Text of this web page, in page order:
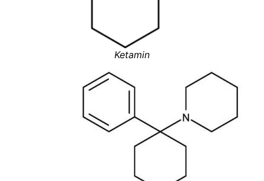
Ketamin